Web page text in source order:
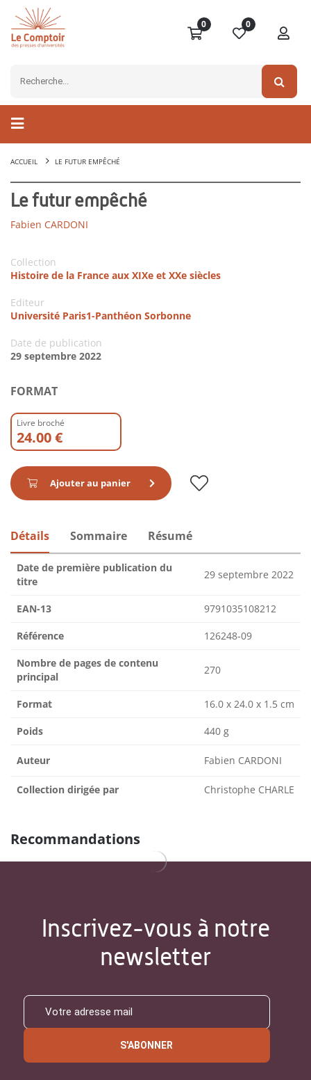
0 0
ACCUEIL LE FUTUR EMPÊCHÉ
Le futur empêché
Fabien CARDONI
Collection
Histoire de la France aux XIXe et XXe siècles
Editeur
Université Paris1-Panthéon Sorbonne
Date de publication
29 septembre 2022
FORMAT
Livre broché
24.00 €
Ajouter au panier
Détails Sommaire Résumé
Date de première publication du
titre
29 septembre 2022
EAN-13 9791035108212
Référence 126248-09
Nombre de pages de contenu
principal
270
Format 16.0 x 24.0 x 1.5 cm
Poids 440 g
Auteur Fabien CARDONI
Collection dirigée par Christophe CHARLE
Recommandations
Inscrivez-vous à notre
newsletter
S'ABONNER